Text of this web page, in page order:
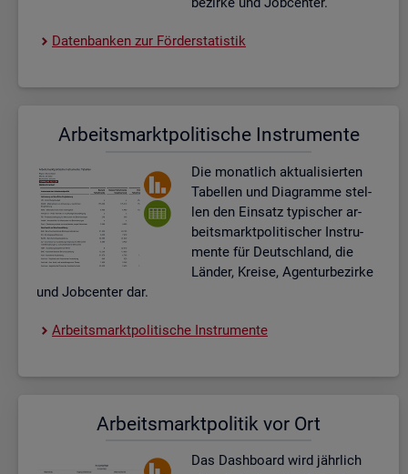
Da­ten­ban­ken zur För­der­sta­tis­tik
Ar­beits­markt­po­li­ti­sche In­stru­men­te
Die mo­nat­lich ak­tua­li­sier­ten
Ta­bel­len und Dia­gram­me stel­
len den Ein­satz ty­pi­scher ar­
beits­markt­po­li­ti­scher In­stru­
men­te für Deutsch­land, die
Län­der, Krei­se, Agen­tur­be­zir­ke
und Job­cen­ter dar.
Ar­beits­markt­po­li­ti­sche In­stru­men­te
Ar­beits­markt­po­li­tik vor Ort
Das Da­sh­board wird jähr­lich